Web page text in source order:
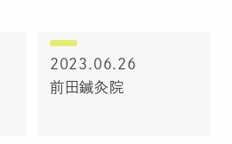
2023.06.26
前田鍼灸院